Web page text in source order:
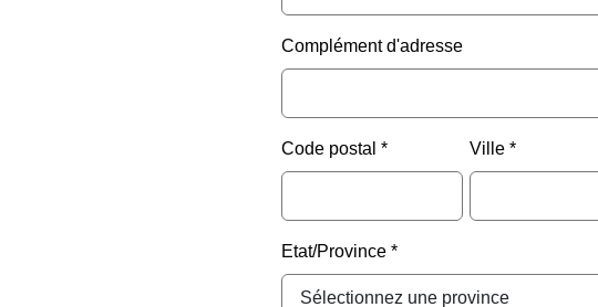
Complément d'adresse
Code postal Ville
Etat/Province